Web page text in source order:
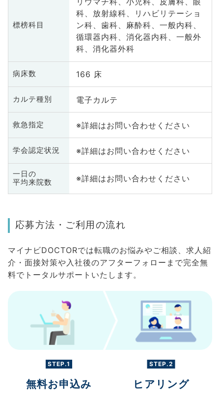
標榜科目
科、放射線科、リハビリテーショ
ン科、歯科、麻酔科、一般内科、
循環器内科、消化器内科、一般外
科、消化器外科
病床数 166 床
カルテ種別 電子カルテ
救急指定 ※詳細はお問い合わせください
学会認定状況 ※詳細はお問い合わせください
一日の
平均来院数
※詳細はお問い合わせください
応募方法・ご利用の流れ
マイナビDOCTORでは転職のお悩みやご相談、求人紹
介・面接対策や入社後のアフターフォローまで完全無
料でトータルサポートいたします。
STEP.1
無料お申込み
STEP.2
ヒアリング